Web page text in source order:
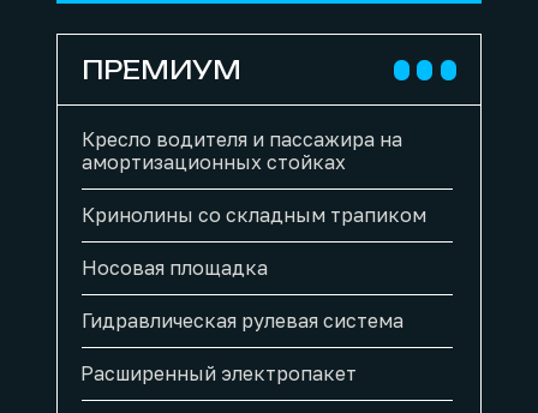
ПРЕМИУМ
Кресло водителя и пассажира на
амортизационных стойках
Кринолины со складным трапиком
Носовая площадка
Гидравлическая рулевая система
Расширенный электропакет